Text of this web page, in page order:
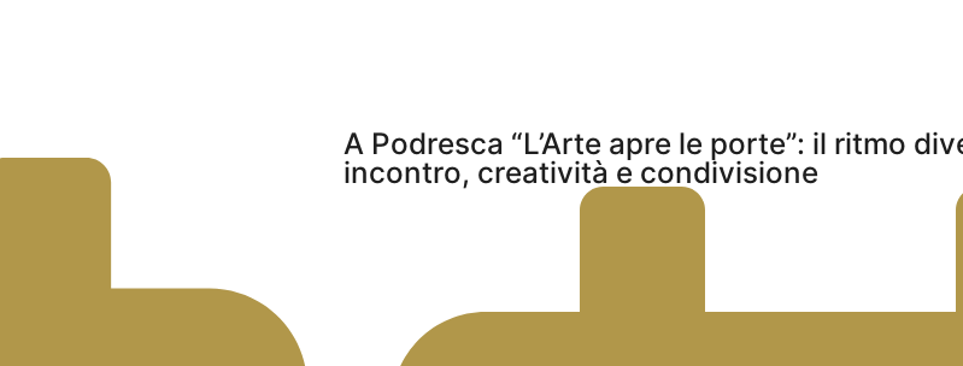
A Podresca “L’Arte apre le porte”: il ritmo
incontro, creatività e condivisione